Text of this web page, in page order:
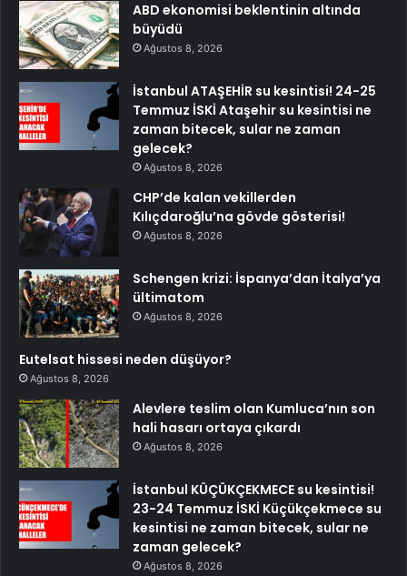
ABD ekonomisi beklentinin altında
büyüdü
Ağustos 8, 2026
İstanbul ATAŞEHİR su kesintisi! 24-25
Temmuz İSKİ Ataşehir su kesintisi ne
zaman bitecek, sular ne zaman
gelecek?
Ağustos 8, 2026
CHP’de kalan vekillerden
Kılıçdaroğlu’na gövde gösterisi!
Ağustos 8, 2026
Schengen krizi: İspanya’dan İtalya’ya
ültimatom
Ağustos 8, 2026
Eutelsat hissesi neden düşüyor?
Ağustos 8, 2026
Alevlere teslim olan Kumluca’nın son
hali hasarı ortaya çıkardı
Ağustos 8, 2026
İstanbul KÜÇÜKÇEKMECE su kesintisi!
23-24 Temmuz İSKİ Küçükçekmece su
kesintisi ne zaman bitecek, sular ne
zaman gelecek?
Ağustos 8, 2026